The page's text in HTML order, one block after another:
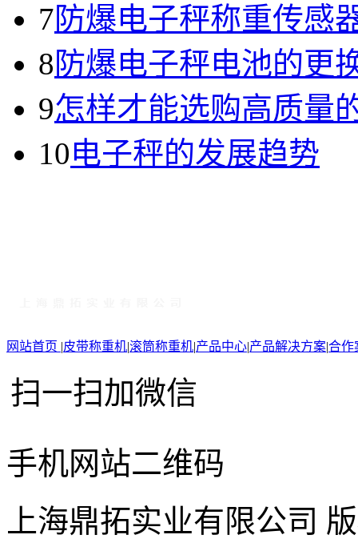
7防爆电子秤称重传感
8防爆电子秤电池的更
9怎样才能选购高质量
10电子秤的发展趋势
网站首页 皮带称重机滚筒称重机 产品中心 产品解决方案合作
扫一扫加微信
手机网站二维码
上海鼎拓实业有限公司